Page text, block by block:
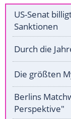
US-Senat
Sanktionen
Durch die
Die größten
Berlins
Perspektive"